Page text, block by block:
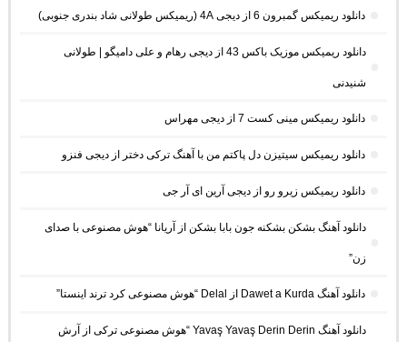
دانلود ریمیکس گمبرون 6 از دیجی 4A (ریمیکس طولانی شاد بندری جنوبی)
دانلود ریمیکس موزیک باکس 43 از دیجی رهام و علی دامیگو | طولانی
شنیدنی
دانلود ریمیکس مینی کست 7 از دیجی مهراس
دانلود ریمیکس سیتیزن دل پاکتم من با آهنگ ترکی دختر از دیجی فنزو
دانلود ریمیکس زیرو رو از دیجی آرین ای آر جی
دانلود آهنگ بشکن بشکنه جون بابا بشکن از آریانا “هوش مصنوعی با صدای
زن”
دانلود آهنگ Dawet a Kurda از Delal “هوش مصنوعی کرد ترند اینستا”
دانلود آهنگ Yavaş Yavaş Derin Derin “هوش مصنوعی ترکی از آرش